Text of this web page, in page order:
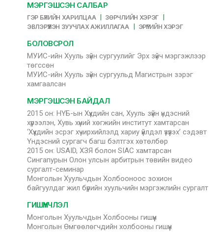
МЭРГЭШСЭН САЛБАР
ГЭР БҮЛИЙН ХАРИЛЦАА | ЗӨРЧЛИЙН ХЭРЭГ |
ЭВЛЭРҮҮЛЭН ЗУУЧЛАХ АЖИЛЛАГАА | ЭРҮҮГИЙН ХЭРЭГ
БОЛОВСРОЛ
МУИС-ийн Хууль зүйн сургуулийг Эрх зүйч мэргэжлээр
төгссөн
МУИС-ийн Хууль зүйн сургуульд Магистрын зэрэг
хамгаалсан
МЭРГЭШСЭН БАЙДАЛ
2015 он: НҮБ-ын Хүүхдийн сан, Хууль зүйн үндэсний
хүрээлэн, Хувь хүний хөгжийн институт хамтарсан
‘Хүүхдийн эсрэг хүчирхийлэлд хариу үйлдэл үзүүлэх’ сэдэвт
Үндэсний сургагч багш бэлтгэх хөтөлбөр
2015 он: USAID, ХЗЯ болон SIAC хамтарсан
Сингапурын Олон улсын арбитрын төвийн видео
сургалт-семинар
Монголын Хуульчдын Холбооноос зохион
байгуулдаг жил бүрийн хуульчийн мэргэжлийн сургалт
ГИШҮҮНЧЛЭЛ
Монголын Хуульчдын Холбооны гишүүн
Монголын Өмгөөлөгчдийн холбооны гишүүн